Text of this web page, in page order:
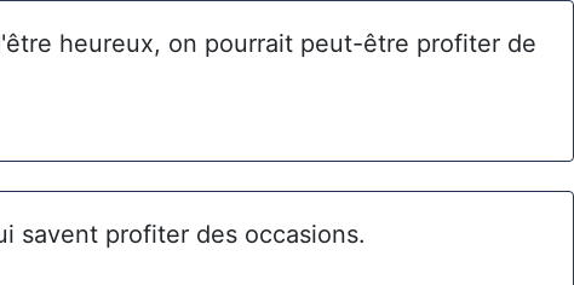
heureux, on pourrait peut-être profiter de
savent profiter des occasions.